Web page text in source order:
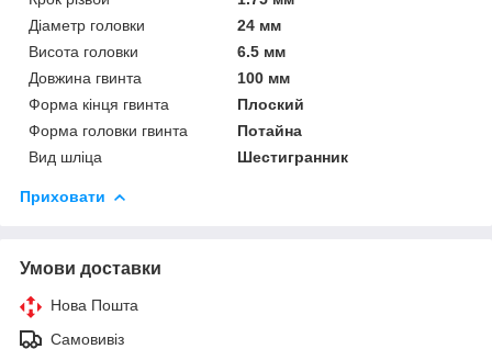
Діаметр головки
24 мм
Висота головки
6.5 мм
Довжина гвинта
100 мм
Форма кінця гвинта
Плоский
Форма головки гвинта
Потайна
Вид шліца
Шестигранник
Приховати
Умови доставки
Нова Пошта
Самовивіз